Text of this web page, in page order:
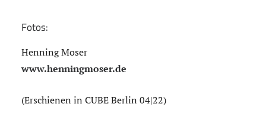
Fotos:
Henning Moser
www.henningmoser.de
(Erschienen in CUBE Berlin 04|22)